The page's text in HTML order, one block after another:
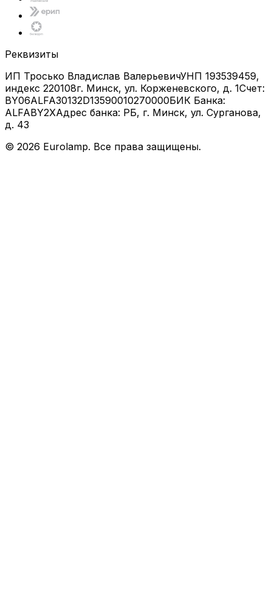
Реквизиты
ИП Тросько Владислав ВалерьевичУНП 193539459,
индекс 220108г. Минск, ул. Корженевского, д. 1Счет:
BY06ALFA30132D13590010270000БИК Банка:
ALFABY2XАдрес банка: РБ, г. Минск, ул. Сурганова,
д. 43
© 2026 Eurolamp. Все права защищены.